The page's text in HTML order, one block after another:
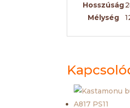
Hosszúság
Mélység